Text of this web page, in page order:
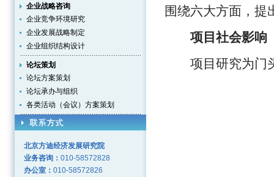
企业战略咨询
企业竞争环境研究
企业发展战略制定
企业组织结构设计
论坛策划
论坛方案策划
论坛承办与组织
各类活动（会议）方案策划
北京方迪经济发展研究院
业务咨询： 010-58572828
办公室： 010-58572826
围绕六大方面，提
项目社会影响
项目研究为门头